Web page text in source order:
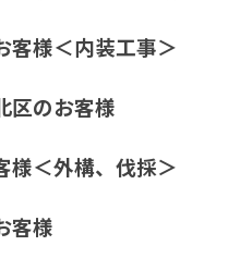
客様＜内装工事＞
区のお客様
様＜外構、伐採＞
客様